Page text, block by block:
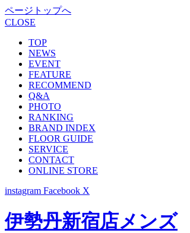
ページトップへ
CLOSE
TOP
NEWS
EVENT
FEATURE
RECOMMEND
Q&A
PHOTO
RANKING
BRAND INDEX
FLOOR GUIDE
SERVICE
CONTACT
ONLINE STORE
instagram Facebook X
伊勢丹新宿店メンズ